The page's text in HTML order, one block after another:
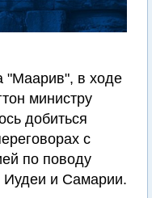
"Маарив", в ходе
министру
добиться
с
по поводу
Иудеи и Самарии.